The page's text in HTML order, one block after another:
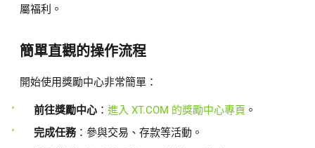
屬福利。
簡單直觀的操作流程
開始使用獎勵中心非常簡單：
前往獎勵中心 ： 進入 XT.COM 的獎勵中心專頁 。
完成任務：參與交易、存款等活動。